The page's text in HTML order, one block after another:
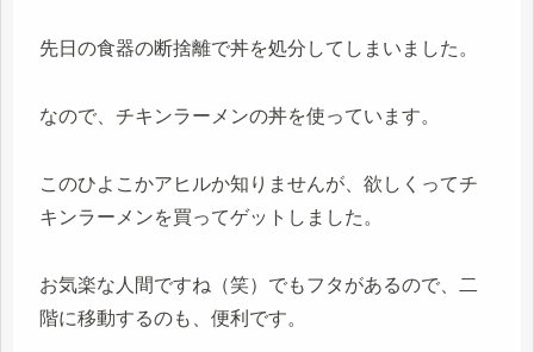
先日の食器の断捨離で丼を処分してしまいました。
なので、チキンラーメンの丼を使っています。
このひよこかアヒルか知りませんが、欲しくってチ
キンラーメンを買ってゲットしました。
お気楽な人間ですね（笑）でもフタがあるので、二
階に移動するのも、便利です。